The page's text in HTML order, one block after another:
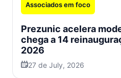
Associados em foco
Prezunic acelera
chega a 14
2026
27 de July, 2026